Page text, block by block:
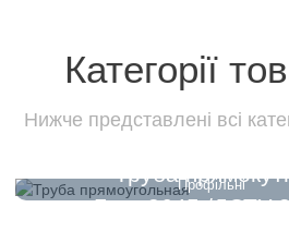
Категорії
Нижче представлені всі
Профільні
Труба
Гост 8645 /ДСТУ